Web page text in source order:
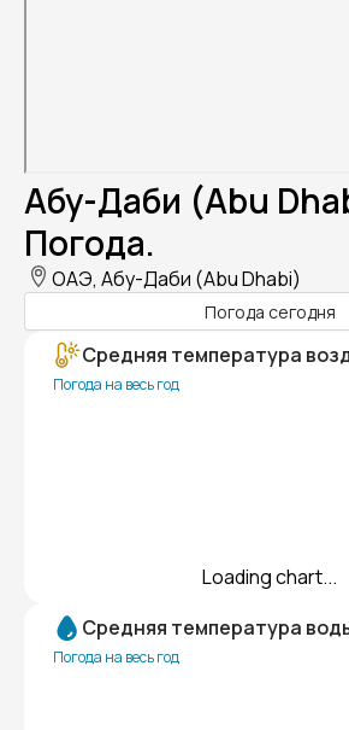
Абу-Даби (Abu
Погода.
ОАЭ, Абу-Даби (Abu Dhabi)
Погода сегодня
Средняя температура
Погода на весь год
Loading chart...
Средняя температура
Погода на весь год